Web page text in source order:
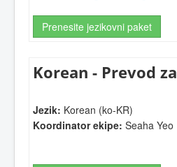
Prenesite jezikovni paket
Korean - Prevod
Jezik: Korean (ko-KR)
Koordinator ekipe: Seaha Yeo